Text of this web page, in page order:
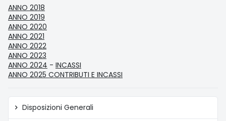
ANNO 2018
ANNO 2019
ANNO 2020
ANNO 2021
ANNO 2022
ANNO 2023
ANNO 2024 - INCASSI
ANNO 2025 CONTRIBUTI E INCASSI
Amministrazione
trasparente
Disposizioni Generali